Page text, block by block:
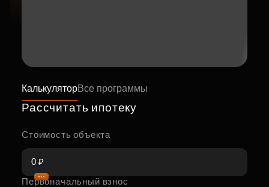
КалькуляторВсе программы
Рассчитать ипотеку
Стоимость объекта
Первоначальный взнос